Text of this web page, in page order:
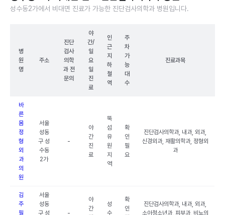
성수동2가에서 비대면 진료가 가능한 진단검사의학과 병원입니다.
병
원
명
주소
진단
검사
의학
과 전
문의
야
간/
일
요
일
진
료
인
근
지
하
철
역
주
차
가
능
대
수
진료과목
바
른
몸
정
형
외
과
의
원
서울
성동
구 성
수동
2가
-
야
간
진
료
뚝
섬
유
원
지
역
확
인
필
요
진단검사의학과, 내과, 외과,
신경외과, 재활의학과, 정형외
과
김
주
필
서울
성동
구 성
-
야
간
성
수
확
인
진단검사의학과, 내과, 외과,
소아청소년과, 피부과, 비뇨의